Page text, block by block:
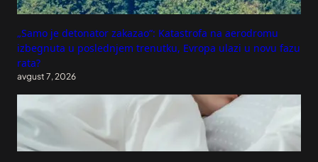
„Samo je detonator zakazao“: Katastrofa na aerodromu
izbegnuta u poslednjem trenutku, Evropa ulazi u novu fazu
rata?
avgust 7, 2026